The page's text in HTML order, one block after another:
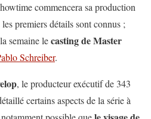
commencera sa production
premiers détails sont connus ;
semaine lecasting de Master
Schreiber.
, le producteur exécutif de 343
certains aspects de la série à